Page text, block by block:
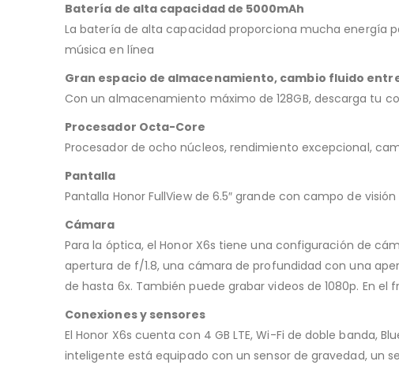
Batería de alta capacidad de 5000mAh
La batería de alta capacidad proporciona mucha energía
música en línea
Gran espacio de almacenamiento, cambio fluido
Con un almacenamiento máximo de 128GB, descarga tu
Procesador Octa-Core
Procesador de ocho núcleos, rendimiento excepcional,
Pantalla
Pantalla Honor FullView de 6.5″ grande con campo de
Cámara
Para la óptica, elHonor X6s tiene una configuración de
apertura de f/1.8, una cámara de profundidad con una
de hasta 6x. También puede grabar videos de 1080p. En
Conexiones y sensores
El Honor X6s cuenta con 4 GB LTE, Wi-Fi de doble banda,
inteligente está equipado con un sensor de gravedad, un